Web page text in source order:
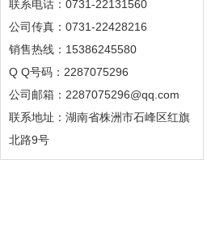
联系电话：0731-22131560
公司传真：0731-22428216
销售热线：15386245580
Q Q号码：2287075296
公司邮箱：2287075296@qq.com
联系地址：湖南省株洲市石峰区红旗
北路9号